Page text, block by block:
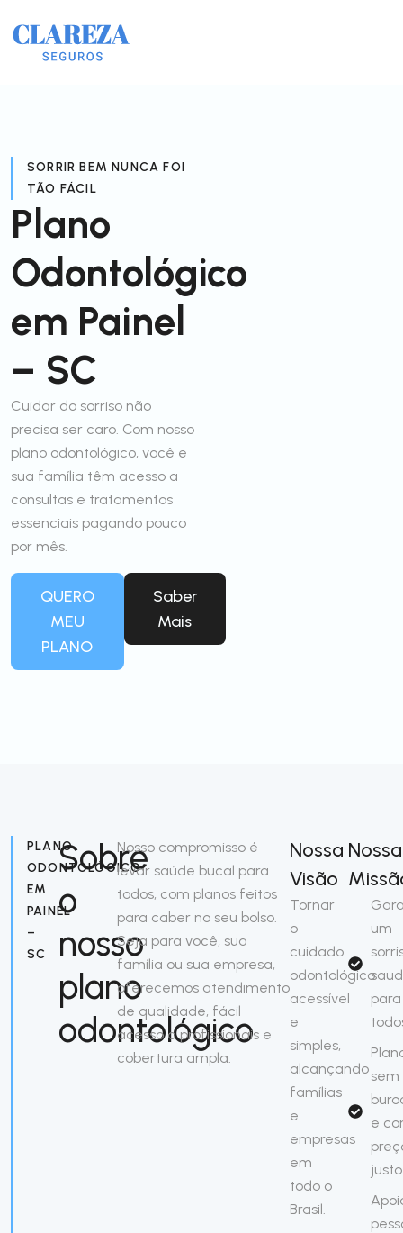
SORRIR BEM NUNCA FOI
TÃO FÁCIL
Plano
Odontológico
em Painel
– SC
Cuidar do sorriso não
precisa ser caro. Com nosso
plano odontológico, você e
sua família têm acesso a
consultas e tratamentos
essenciais pagando pouco
por mês.
QUERO
MEU
PLANO
Saber
Mais
PLANO
ODONTOLÓGICO
EM
PAINEL
–
SC
Sobre
o
nosso
plano
odontológico
Nosso compromisso é
levar saúde bucal para
todos, com planos feitos
para caber no seu bolso.
Seja para você, sua
família ou sua empresa,
oferecemos atendimento
de qualidade, fácil
acesso a profissionais e
cobertura ampla.
Nossa
Visão
Tornar
o
cuidado
odontológico
acessível
e
simples,
alcançando
famílias
e
empresas
em
todo o
Brasil.
Nossa
um
para
sem
e
justo